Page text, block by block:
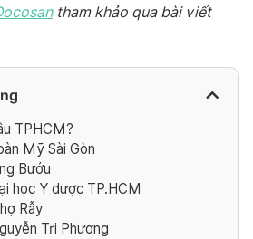
tham khảo qua bài viết
TPHCM?
Mỹ Sài Gòn
Bướu
học Y dược TP.HCM
Rẫy
Tri Phương